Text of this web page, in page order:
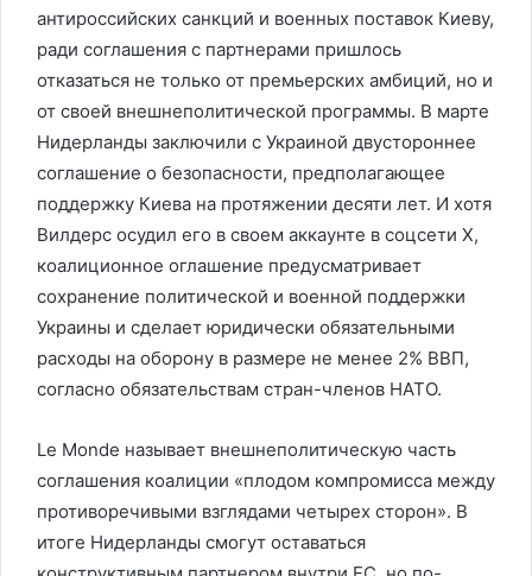
антироссийских санкций и военных поставок Киеву,
ради соглашения с партнерами пришлось
отказаться не только от премьерских амбиций, но и
от своей внешнеполитической программы. В марте
Нидерланды заключили с Украиной двустороннее
соглашение о безопасности, предполагающее
поддержку Киева на протяжении десяти лет. И хотя
Вилдерс осудил его в своем аккаунте в соцсети X,
коалиционное оглашение предусматривает
сохранение политической и военной поддержки
Украины и сделает юридически обязательными
расходы на оборону в размере не менее 2% ВВП,
согласно обязательствам стран-членов НАТО.
Le Monde называет внешнеполитическую часть
соглашения коалиции «плодом компромисса между
противоречивыми взглядами четырех сторон». В
итоге Нидерланды смогут оставаться